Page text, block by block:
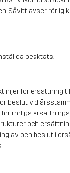
Såvitt avser rörlig
beaktats.
för ersättning
beslut vid
rörliga
och
av och beslut i